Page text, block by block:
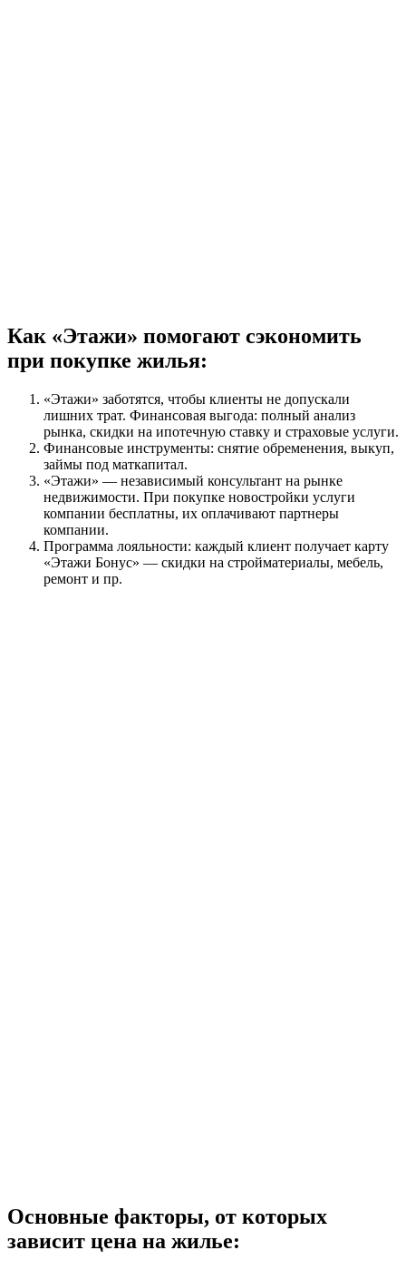
Как «Этажи» помогают сэкономить
при покупке жилья:
«Этажи» заботятся, чтобы клиенты не допускали
лишних трат. Финансовая выгода: полный анализ
рынка, скидки на ипотечную ставку и страховые услуги.
Финансовые инструменты: снятие обременения, выкуп,
займы под маткапитал.
«Этажи» — независимый консультант на рынке
недвижимости. При покупке новостройки услуги
компании бесплатны, их оплачивают партнеры
компании.
Программа лояльности: каждый клиент получает карту
«Этажи Бонус» — скидки на стройматериалы, мебель,
ремонт и пр.
Основные факторы, от которых
зависит цена на жилье: